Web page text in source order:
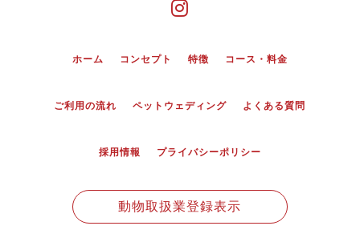
ホーム コンセプト 特徴 コース・料金
ご利用の流れ ペットウェディング よくある質問
採用情報 プライバシーポリシー
動物取扱業登録表示